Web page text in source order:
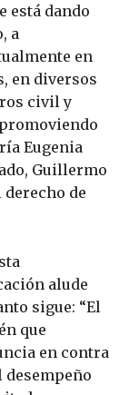
está dando
a
en
en diversos
civil y
Eugenia
Guillermo
derecho de
alude
sigue: “El
que
en contra
desempeño